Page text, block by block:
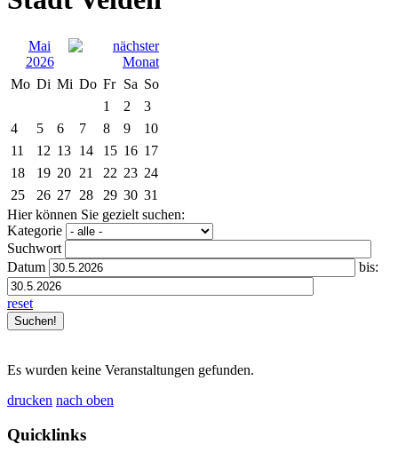
Mai
2026
Mo Di Mi Do Fr Sa So
1
2
3
4
5 6 7 8 9
10
11
12 13 14 15 16 17
18
19 20 21 22 23 24
25
26 27 28 29 30 31
Hier können Sie gezielt suchen:
Kategorie
Suchwort
Datum
bis:
reset
Es wurden keine Veranstaltungen gefunden.
drucken nach oben
Quicklinks